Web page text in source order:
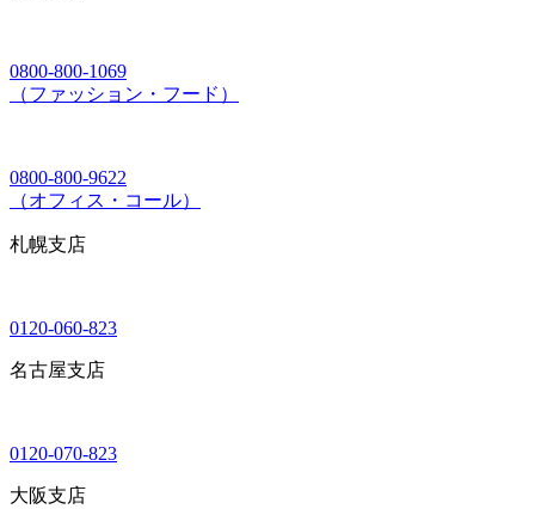
0800-800-1069
（ファッション・フード）
0800-800-9622
（オフィス・コール）
札幌支店
0120-060-823
名古屋支店
0120-070-823
大阪支店